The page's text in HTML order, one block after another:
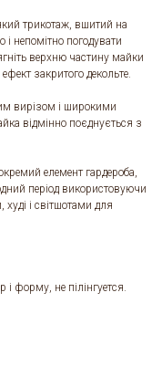
трикотаж, вшитий на
непомітно погодувати
верхню частину майки
закритого декольте.
вирізом і широкими
відмінно поєднується з
елемент гардероба,
період використовуючи
і світшотами для
і форму, не пілінгуется.